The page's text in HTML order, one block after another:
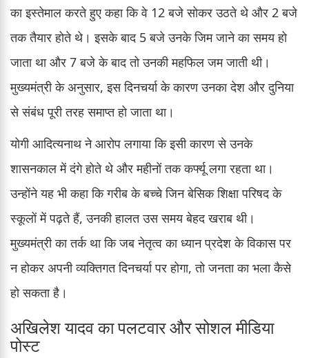
का इस्तेमाल करते हुए कहा कि वे 12 बजे सोकर उठते थे और 2 बजे
तक तैयार होते थे। इसके बाद 5 बजे उनके जिम जाने का समय हो
जाता था और 7 बजे के बाद तो उनकी महफिल जम जाती थी।
मुख्यमंत्री के अनुसार, इस दिनचर्या के कारण उनका देश और दुनिया
से संबंध पूरी तरह समाप्त हो जाता था।
योगी आदित्यनाथ ने आरोप लगाया कि इसी कारण से उनके
शासनकाल में दंगे होते थे और महीनों तक कर्फ्यू लगा रहता था।
उन्होंने यह भी कहा कि गरीब के बच्चे जिन बेसिक शिक्षा परिषद के
स्कूलों में पढ़ते हैं, उनकी हालत उस समय बेहद खराब थी।
मुख्यमंत्री का तर्क था कि जब नेतृत्व का ध्यान प्रदेश के विकास पर
न होकर अपनी व्यक्तिगत दिनचर्या पर होगा, तो जनता का भला कैसे
हो सकता है।
अखिलेश यादव का पलटवार और सोशल मीडिया
पोस्ट